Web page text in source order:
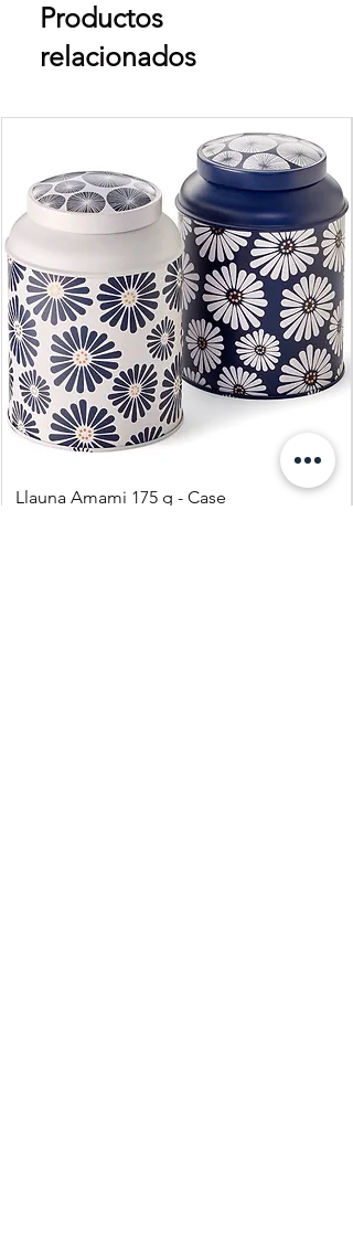
Productos
relacionados
Llauna Amami 175 g - Case